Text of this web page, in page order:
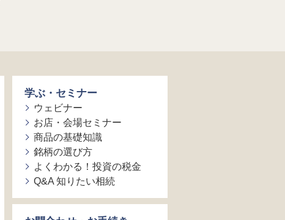
学ぶ・セミナー
ウェビナー
お店・会場セミナー
商品の基礎知識
銘柄の選び方
よくわかる！投資の税金
Q&A 知りたい相続